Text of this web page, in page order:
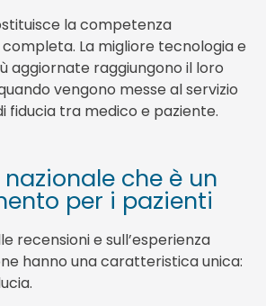
la competenza
La migliore tecnologia e
aggiornate raggiungono il loro
vengono messe al servizio
fiducia tra medico e paziente.
che è un
per i pazienti
recensioni e sull’esperienza
hanno una caratteristica unica: